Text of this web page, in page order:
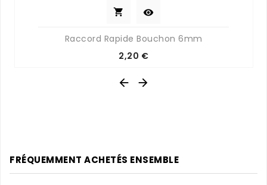
 
Raccord Rapide Bouchon 6mm
Prix
2,20 €
 
FRÉQUEMMENT ACHETÉS ENSEMBLE